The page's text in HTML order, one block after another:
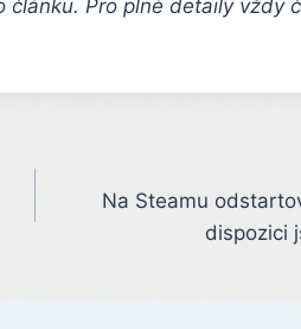
Pro plné detaily vždy
Na Steamu
dispozici